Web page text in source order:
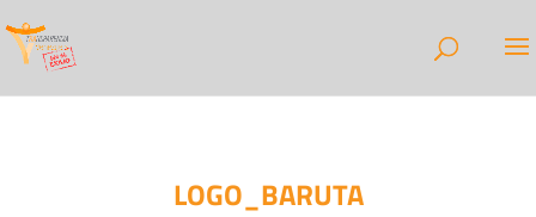
LOGO_BARUTA